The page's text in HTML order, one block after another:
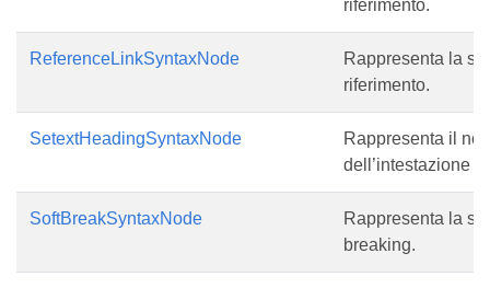
riferimento.
ReferenceLinkSyntaxNode
Rappresenta la
riferimento.
SetextHeadingSyntaxNode
Rappresenta il
dell’intestazione
SoftBreakSyntaxNode
Rappresenta la
breaking.